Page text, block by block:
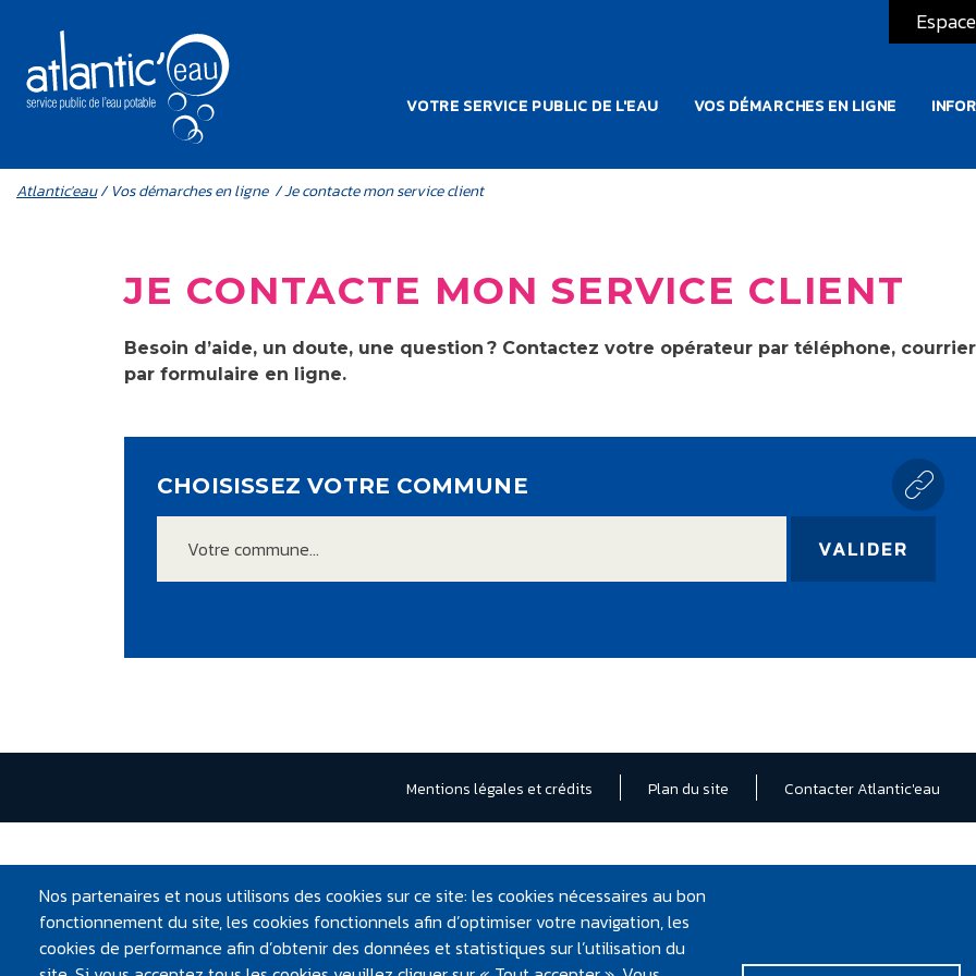
VOTRE SERVICE PUBLIC DE L'EAU VOS DÉMARCHES EN LIGNE
MENU MOBILE
FIL D'ARIANE
Atlantic'eau/ Vos démarches en ligne / Je contacte mon service client
JE CONTACTE MON SERVICE CLIENT
Besoin d’aide, un doute, une question ? Contactez votre opérateur par téléphone,
par formulaire en ligne.
CHOISISSEZ VOTRE COMMUNE
Votre commune...
Mentions légales et crédits Plan du site Contacter Atlantic'eau
Nos partenaires et nous utilisons des cookies sur ce site: les cookies nécessaires au bon
fonctionnement du site, les cookies fonctionnels afin d’optimiser votre navigation, les
cookies de performance afin d’obtenir des données et statistiques sur l’utilisation du